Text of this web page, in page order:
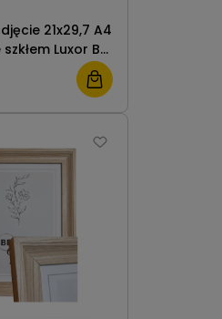
21x29,7 A4
Luxor BD